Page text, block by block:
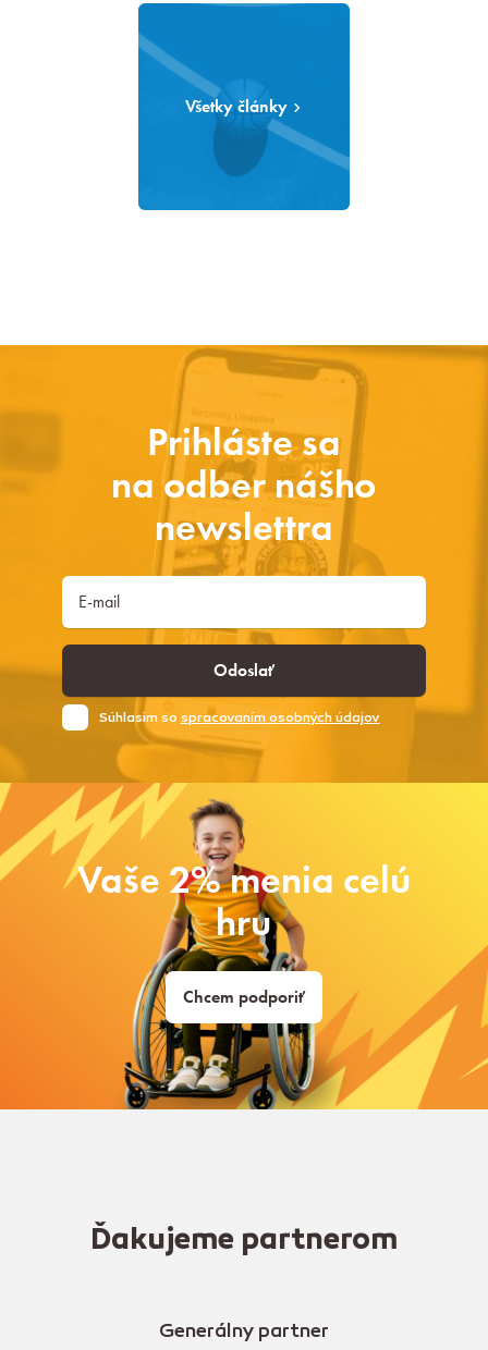
Všetky články
Prihláste sa
na odber nášho
newslettra
Odoslať
Súhlasim so spracovaním osobných údajov
Vaše 2% menia celú
hru
Chcem podporiť
Ďakujeme partnerom
Generálny partner